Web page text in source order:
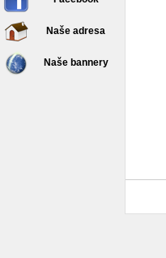
Naše adresa
Naše bannery